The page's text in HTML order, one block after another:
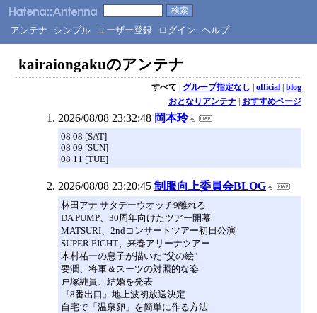
アンテナ シンプル ユーザー登録 ログイン ヘルプ
kairaiongakuのアンテナ
すべて | グループ指定なし | official| blog
おとなりアンテナ| おすすめページ
2026/08/08 23:32:48 岡本玲
08 08 [SAT]
08 09 [SUN]
08 11 [TUE]
2026/08/08 23:20:45 制服向上委員会BLOG
林田アナ サタデーウオッチ9離れる
DA PUMP、30周年向けたツアー開幕
MATSURI、2ndコンサートツアー初日公演
SUPER EIGHT、来春アリーナツアー
木村祐一の息子が描いた“父の絵”
要潤、将軍＆スーツの対照的な姿
戸塚純貴、結婚を発表
『8番出口』地上波初放送決定
自宅で「温泉卵」を簡単に作る方法